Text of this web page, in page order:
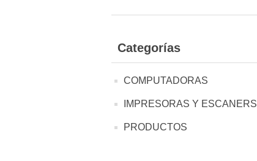
Categorías
COMPUTADORAS
IMPRESORAS Y ESCANERS
PRODUCTOS